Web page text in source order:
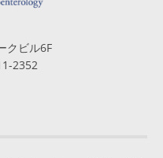
クビル6F
2352